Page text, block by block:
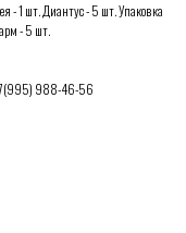
- 1 шт. Диантус - 5 шт. Упаковка
- 5 шт.
988-46-56